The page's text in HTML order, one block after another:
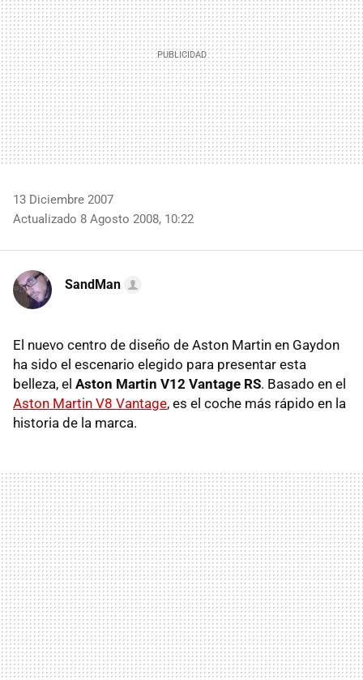
13 Diciembre 2007
Actualizado 8 Agosto 2008, 10:22
SandMan
El nuevo centro de diseño de Aston Martin en Gaydon
ha sido el escenario elegido para presentar esta
belleza, el Aston Martin V12 Vantage RS. Basado en el
Aston Martin V8 Vantage, es el coche más rápido en la
historia de la marca.